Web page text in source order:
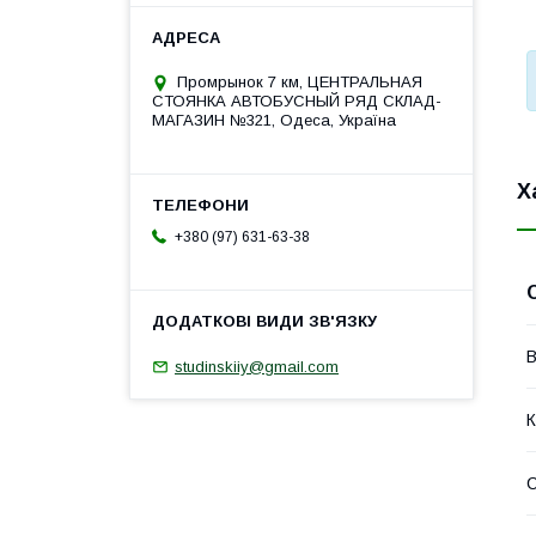
Промрынок 7 км, ЦЕНТРАЛЬНАЯ
СТОЯНКА АВТОБУСНЫЙ РЯД СКЛАД-
МАГАЗИН №321, Одеса, Україна
+380 (97) 631-63-38
studinskiiy@gmail.com